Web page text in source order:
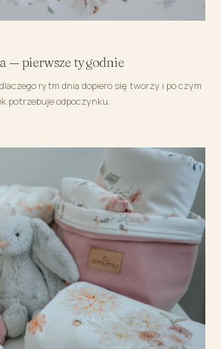
— pierwsze tygodnie
rytm dnia dopiero się tworzy i po czym
potrzebuje odpoczynku.